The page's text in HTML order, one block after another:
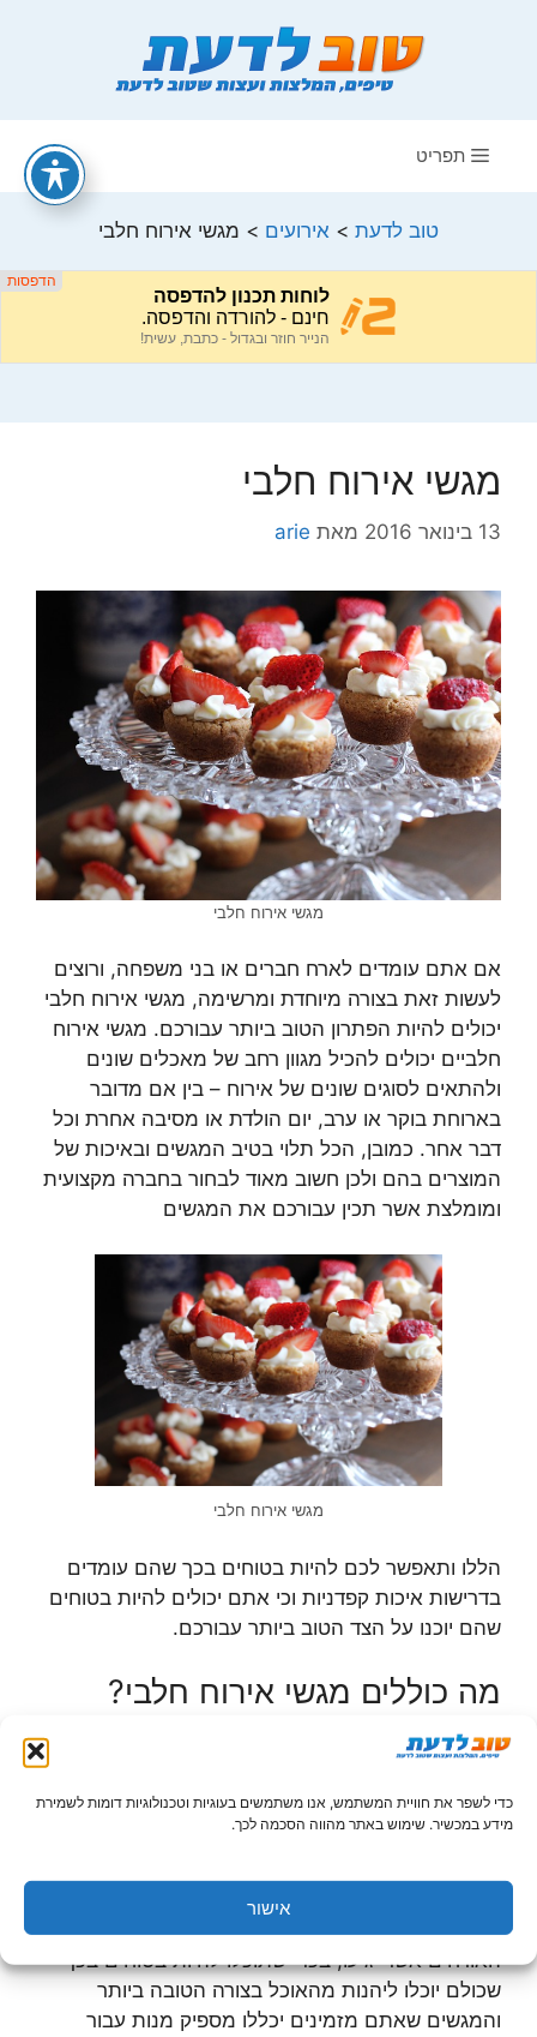
כדי לשפר את חוויית המשתמש, אנו משתמשים בעוגיות וטכנולוגיות דומות לשמירת
מידע במכשיר. שימוש באתר מהווה הסכמה לכך.
אישור
תפריט
טוב לדעת > אירועים > מגשי אירוח חלבי
מגשי אירוח חלבי
13 בינואר 2016 מאת arie
מגשי אירוח חלבי
אם אתם עומדים לארח חברים או בני משפחה, ורוצים
לעשות זאת בצורה מיוחדת ומרשימה, מגשי אירוח חלבי
יכולים להיות הפתרון הטוב ביותר עבורכם. מגשי אירוח
חלביים יכולים להכיל מגוון רחב של מאכלים שונים
ולהתאים לסוגים שונים של אירוח – בין אם מדובר
בארוחת בוקר או ערב, יום הולדת או מסיבה אחרת וכל
דבר אחר. כמובן, הכל תלוי בטיב המגשים ובאיכות של
המוצרים בהם ולכן חשוב מאוד לבחור בחברה מקצועית
ומומלצת אשר תכין עבורכם את המגשים
מגשי אירוח חלבי
הללו ותאפשר לכם להיות בטוחים בכך שהם עומדים
בדרישות איכות קפדניות וכי אתם יכולים להיות בטוחים
שהם יוכנו על הצד הטוב ביותר עבורכם.
מה כוללים מגשי אירוח חלבי?
ניתן למצוא מגוון רחב של
הכוללים מאפים חלביים שונים, מגשי ירקות ועוד. לכן,
המגשים לצרכים שלכם ולסוג האירוח. כמובן, חשוב גם
להתאים את התכולה, ואת מספר המגשים, למספר
האורחים אשר יגיעו, בכדי שתוכלו להיות בטוחים בכך
שכולם יוכלו ליהנות מהאוכל בצורה הטובה ביותר
והמגשים שאתם מזמינים יכללו מספיק מנות עבור